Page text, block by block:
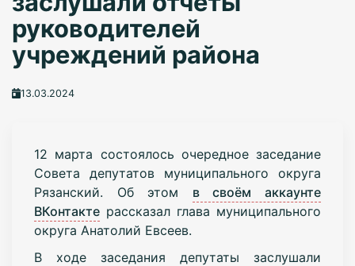
руководителей
учреждений района
13.03.2024
12 марта состоялось очередное заседание
Совета депутатов муниципального округа
Рязанский. Об этом в своём аккаунте
ВКонтактерассказал глава муниципального
округа Анатолий Евсеев.
В ходе заседания депутаты заслушали